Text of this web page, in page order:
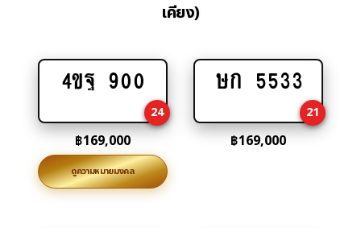
เคียง)
Add
cart
4ขฐ 900
24
฿169,000
ดูความหมายมงคล
Add
cart
ษก 5533
21
฿169,000